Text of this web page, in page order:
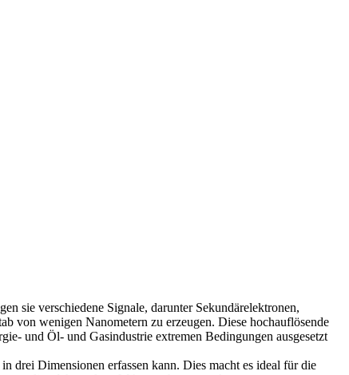
sie verschiedene Signale, darunter Sekundärelektronen,
von wenigen Nanometern zu erzeugen. Diese hochauflösende
und Öl- und Gasindustrie extremen Bedingungen ausgesetzt
drei Dimensionen erfassen kann. Dies macht es ideal für die